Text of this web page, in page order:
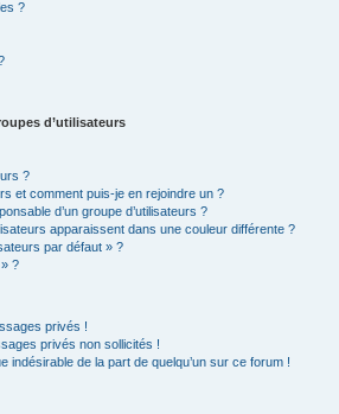
?
d’utilisateurs
?
et comment puis-je en rejoindre un ?
d’un groupe d’utilisateurs ?
apparaissent dans une couleur différente ?
par défaut » ?
?
privés !
privés non sollicités !
indésirable de la part de quelqu’un sur ce forum !